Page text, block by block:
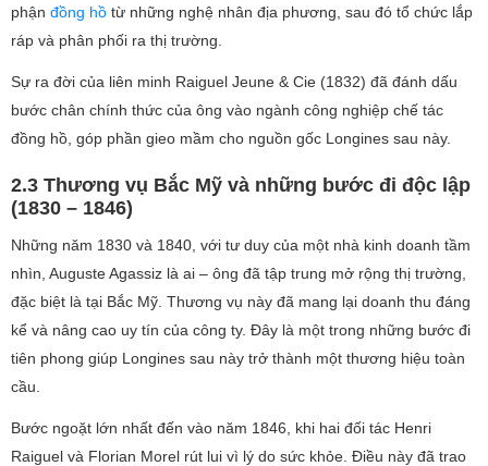
phận đồng hồ từ những nghệ nhân địa phương, sau đó tổ chức lắp
ráp và phân phối ra thị trường.
Sự ra đời của liên minh Raiguel Jeune & Cie (1832) đã đánh dấu
bước chân chính thức của ông vào ngành công nghiệp chế tác
đồng hồ, góp phần gieo mầm cho nguồn gốc Longines sau này.
2.3 Thương vụ Bắc Mỹ và những bước đi độc lập
(1830 – 1846)
Những năm 1830 và 1840, với tư duy của một nhà kinh doanh tầm
nhìn, Auguste Agassiz là ai – ông đã tập trung mở rộng thị trường,
đặc biệt là tại Bắc Mỹ. Thương vụ này đã mang lại doanh thu đáng
kể và nâng cao uy tín của công ty. Đây là một trong những bước đi
tiên phong giúp Longines sau này trở thành một thương hiệu toàn
cầu.
Bước ngoặt lớn nhất đến vào năm 1846, khi hai đối tác Henri
Raiguel và Florian Morel rút lui vì lý do sức khỏe. Điều này đã trao